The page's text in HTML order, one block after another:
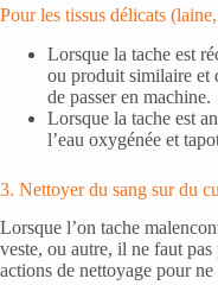
Pour les tissus délicats
Lorsque la tache est
ou produit similaire et
de passer en machine.
Lorsque la tache est
l’eau oxygénée et
3. Nettoyer du sang sur du
Lorsque l’on tache
veste, ou autre, il ne faut
actions de nettoyage pour